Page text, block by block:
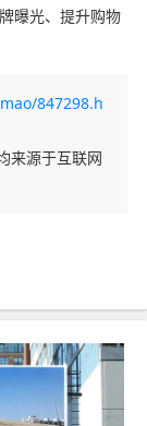
曝光、提升购物
847298.h
来源于互联网